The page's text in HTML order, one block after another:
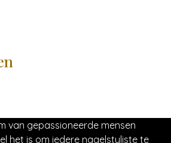
van gepassioneerde mensen
het is om iedere nagelstyliste te